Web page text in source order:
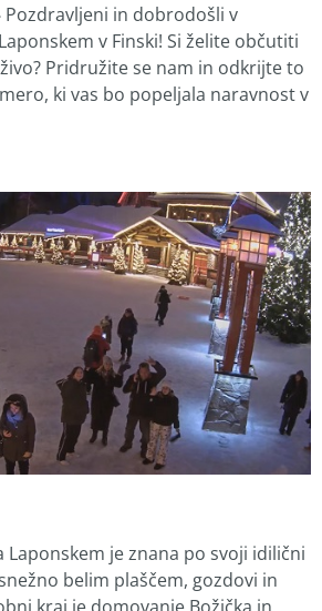
Pozdravljeni in dobrodošli v
v Finski! Si želite občutiti
Pridružite se nam in odkrijte to
ki vas bo popeljala naravnost v
Laponskem je znana po svoji idilični
belim plaščem, gozdovi in